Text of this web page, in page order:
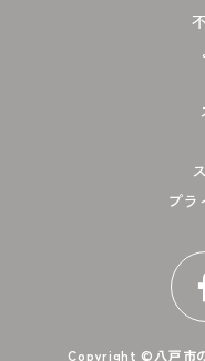
プ
Copyright ©八戸市